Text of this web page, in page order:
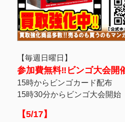
【毎週日曜日】
参加費無料‼ビンゴ大会開
15時からビンゴカード配布
15時30分からビンゴ大会開始
【5/17】